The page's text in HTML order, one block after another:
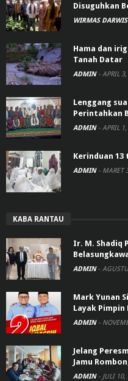
Disuguhkan
WIRMAS DARWIS
Hama dan
Tanah Datar
ADMIN - APRIL
Lenggang
Perintahkan
ADMIN - APRIL
Kerinduan
ADMIN - MARET
KABA RANTAU
Ir. M. Shadiq
ADMIN -
Mark Yunan
Layak Pimpin
ADMIN -
Jelang
Jamu
ADMIN - JULI 10,